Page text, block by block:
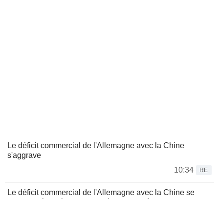
Le déficit commercial de l'Allemagne avec la Chine
s'aggrave
10:34
RE
Le déficit commercial de l'Allemagne avec la Chine se